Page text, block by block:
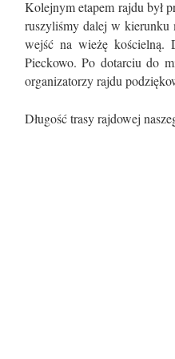
Kolejnym etapem rajdu był
ruszyliśmy dalej w kierunku
wejść na wieżę kościelną.
Pieckowo. Po dotarciu do
organizatorzy rajdu
Długość trasy rajdowej